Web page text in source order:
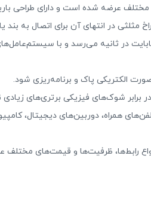
الکتریکی پاک و برنامه‌ریزی شود.
برابر شوک‌های فیزیکی برتری‌های
همراه، دوربین‌های دیجیتال،
رابط‌ها، ظرفیت‌ها و قیمت‌های